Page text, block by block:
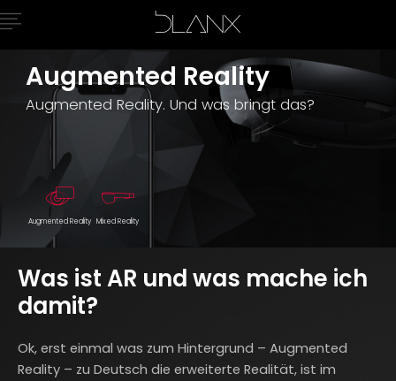
Augmented Reality
Augmented Reality. Und was bringt das?
Augmented Reality Mixed Reality
Was ist AR und was mache ich
damit?
Ok, erst einmal was zum Hintergrund – Augmented
Reality – zu Deutsch die erweiterte Realität, ist im